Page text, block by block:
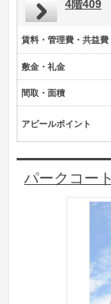
4階409
賃料・管理費・共益費
敷金・礼金
間取・面積
アピールポイント
パークコ